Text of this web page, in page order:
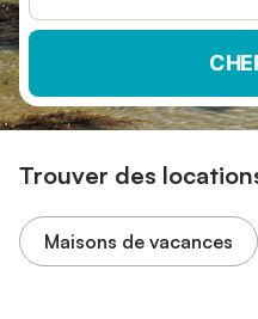
Trouver des
Maisons de vacances